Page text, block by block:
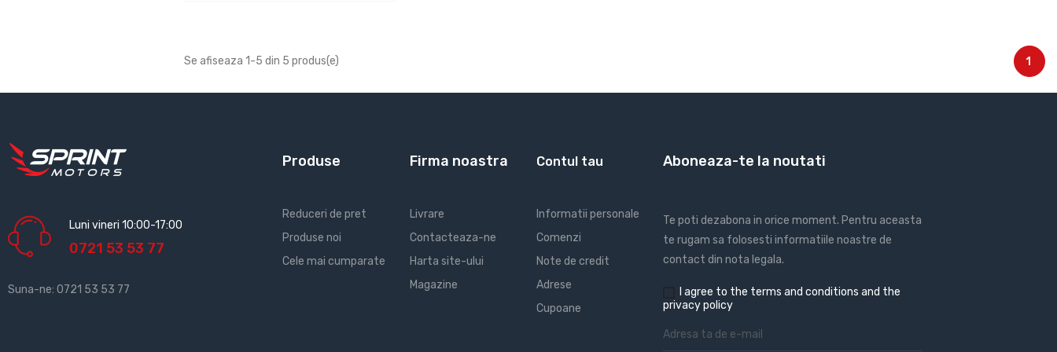
Se afiseaza 1-5 din 5 produs(e) 1
Luni vineri 10:00-17:00
0721 53 53 77
Suna-ne: 0721 53 53 77
Produse
Reduceri de pret
Produse noi
Cele mai cumparate
Firma noastra
Livrare
Contacteaza-ne
Harta site-ului
Magazine
Contul tau
Informatii personale
Comenzi
Note de credit
Adrese
Cupoane
Aboneaza-te la noutati
Te poti dezabona in orice moment. Pentru aceasta
te rugam sa folosesti informatiile noastre de
contact din nota legala.
agree to the terms and conditions and the
privacy policy